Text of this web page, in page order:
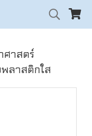
ศาสตร์
พลาสติกใส